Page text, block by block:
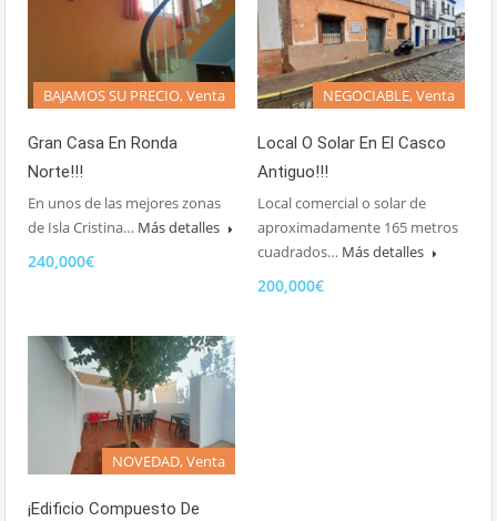
BAJAMOS SU PRECIO, Venta
Gran Casa En Ronda
Norte!!!
En unos de las mejores zonas
de Isla Cristina… Más detalles
240,000€
NEGOCIABLE, Venta
Local O Solar En El Casco
Antiguo!!!
Local comercial o solar de
aproximadamente 165 metros
cuadrados… Más detalles
200,000€
NOVEDAD, Venta
¡Edificio Compuesto De